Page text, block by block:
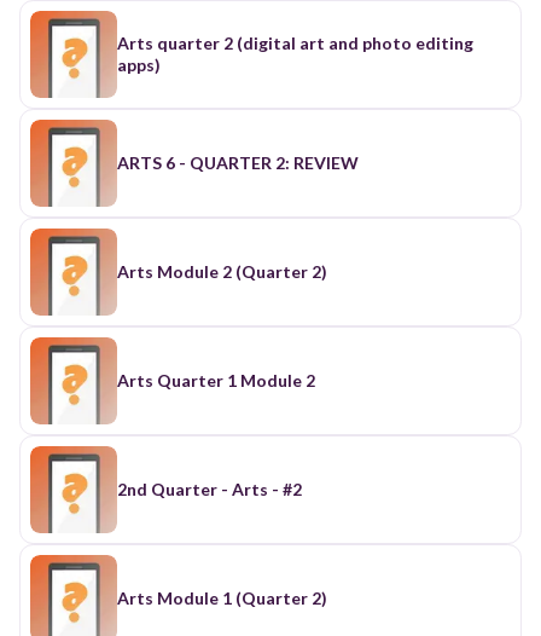
Arts quarter 2 (digital art and photo editing
apps)
ARTS 6 - QUARTER 2: REVIEW
Arts Module 2 (Quarter 2)
Arts Quarter 1 Module 2
2nd Quarter - Arts - #2
Arts Module 1 (Quarter 2)